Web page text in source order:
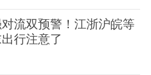
流双预警！江浙沪皖等
行注意了